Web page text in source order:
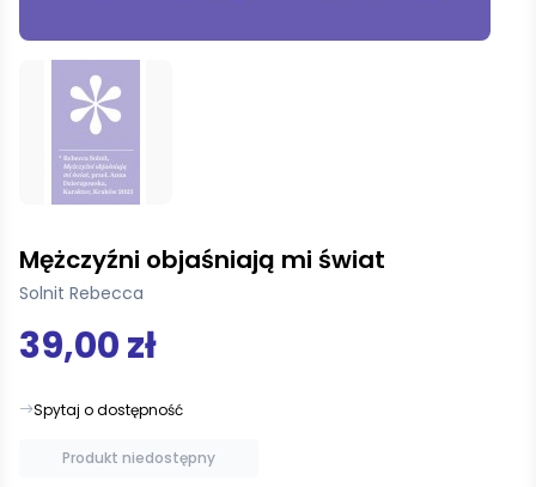
Mężczyźni objaśniają mi świat
Solnit Rebecca
39,00 zł
Spytaj o dostępność
Produkt niedostępny